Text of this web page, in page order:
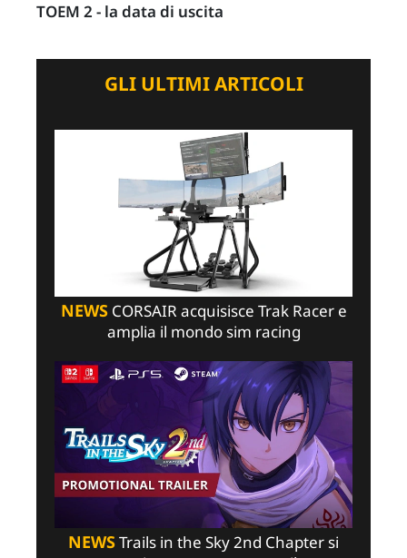
TOEM 2 - la data di uscita
GLI ULTIMI ARTICOLI
NEWSCORSAIR acquisisce Trak Racer e
amplia il mondo sim racing
NEWSTrails in the Sky 2nd Chapter si